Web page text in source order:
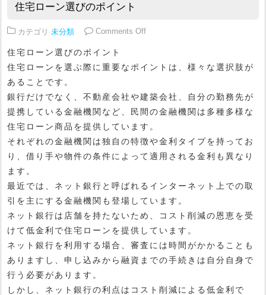
住宅ローン選びのポイント
カテゴリ 未分類 Comments Offon 住宅ローン選びのポイント
住宅ローン選びのポイント
住宅ローンを選ぶ際に重要なポイントは、様々な選択肢が
あることです。
銀行だけでなく、不動産会社や建築会社、自分の勤務先が
提携している金融機関など、民間の金融機関は多種多様な
住宅ローン商品を提供しています。
それぞれの金融機関は独自の特徴や金利タイプを持ってお
り、借り手や物件の条件によって適用される金利も異なり
ます。
最近では、ネット銀行と呼ばれるインターネット上での取
引を主にする金融機関も登場しています。
ネット銀行は店舗を持たないため、コスト削減の恩恵を受
けて低金利で住宅ローンを提供しています。
ネット銀行を利用する場合、審査には時間がかかることも
ありますし、申し込みから融資までの手続きは自分自身で
行う必要があります。
しかし、ネット銀行の利点はコスト削減による低金利で